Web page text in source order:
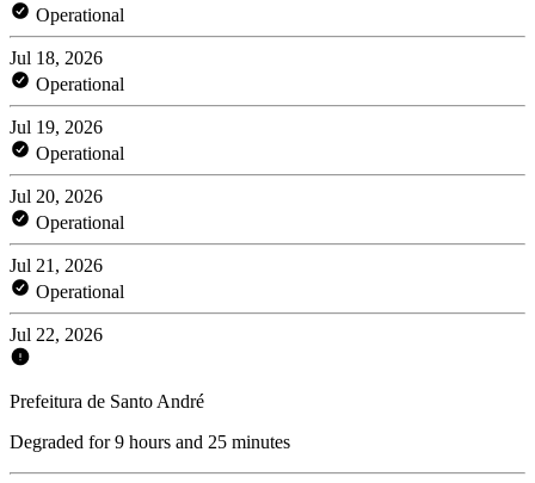
Operational
Jul 18, 2026
Operational
Jul 19, 2026
Operational
Jul 20, 2026
Operational
Jul 21, 2026
Operational
Jul 22, 2026
Prefeitura de Santo André
Degraded for 9 hours and 25 minutes